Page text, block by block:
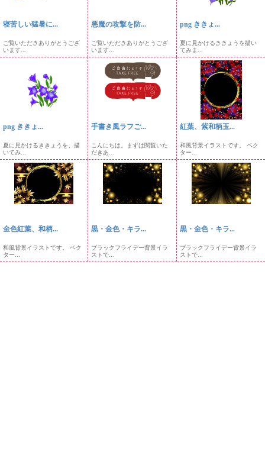
寝苦しい猛暑に...
ご覧いただきありがとうござ
います...
悪魔の攻撃を防...
ご覧いただきありがとうござ
います...
png ききょ...
夏に見かけるききょうを描い
てみま...
png ききょ...
夏に見かけるききょうを、描
いてみ...
手書き風ラフご...
こんにちは。まずは閲覧いた
だきあ...
紅葉、紫和柄玉...
和風背景イラストです。 ベク
ター...
金色紅葉、和柄...
和風背景イラストです。 ベク
ター...
黒・金色・キラ...
ブラックフライデー背景イラ
ストで...
黒・金色・キラ...
ブラックフライデー背景イラ
ストで...